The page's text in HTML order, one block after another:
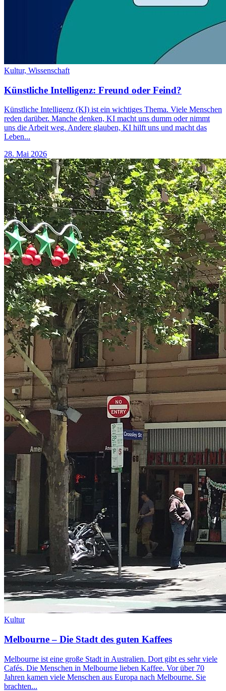
Kultur, Wissenschaft
Künstliche Intelligenz: Freund oder Feind?
Künstliche Intelligenz (KI) ist ein wichtiges Thema. Viele Menschen
reden darüber. Manche denken, KI macht uns dumm oder nimmt
uns die Arbeit weg. Andere glauben, KI hilft uns und macht das
Leben...
28. Mai 2026
Kultur
Melbourne – Die Stadt des guten Kaffees
Melbourne ist eine große Stadt in Australien. Dort gibt es sehr viele
Cafés. Die Menschen in Melbourne lieben Kaffee. Vor über 70
Jahren kamen viele Menschen aus Europa nach Melbourne. Sie
brachten...